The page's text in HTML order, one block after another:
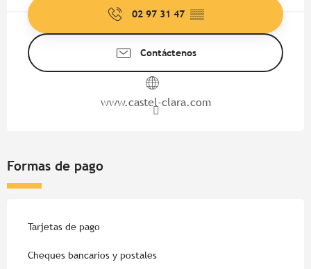
02 97 31 47 ▒▒
Contáctenos
www.castel-clara.com
Formas de pago
Tarjetas de pago
Cheques bancarios y postales